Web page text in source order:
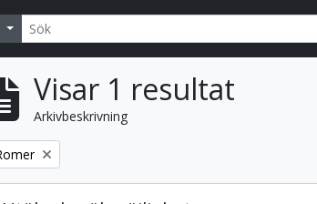
Search options
Visar 1 resultat
Arkivbeskrivning
filter: